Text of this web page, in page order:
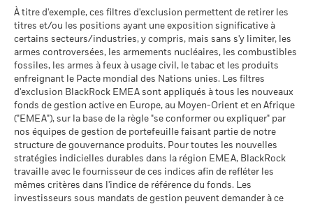
utilisée dans le calcul des performances passées. Source :
Blackrock
de 10% de leurs actifs dans des titres de créance s'élève à
30%.
Publication de la valeur nette d'inventaire:
www.blackrock.com/be, De Tijd, www.fundinfo.com. Pour toute
réclamation concernant ce compartiment, veuillez contacter
BlackRock au 02 402 49 00 ou par e-mail à l’adresse
belux@blackrock.com. Pour votre protection, les appels
téléphoniques sont souvent enregistrés.Vous pouvez
également contacter le Service de médiation des
consommateurs. Vous trouverez de plus amples informations
à l’adressehttp://www.ombudsfin.be.
Classification mondiale des
fonds selon Lipper
Equity Japan
Moyenne pondérée de
l'intensité carbone MSCI
(tonnes de CO2e/M$ de
ventes)
au 17/juil./2026
53,78
% des avoirs à l'égard
desquels des données ESG
MSCI
au 17/juil./2026
100,00
Pointage de qualité ESG
MSCI - centile par rapport aux
MSCI - Sables bitumineux
au 30/juin/2026
0,00%
Données sur la
participation aux secteurs
d'activité
au 30/juin/2026
99,89%
Pourcentage des avoirs du
fonds à l'égard desquels
des données ne sont pas
disponibles
au 30/juin/2026
0,00%
(English)
BlackRock Global Funds - Prospectus (French
- Belgium^France)
Voir tous les documents
À titre d'exemple, ces filtres d'exclusion permettent de retirer les
titres et/ou les positions ayant une exposition significative à
certains secteurs/industries, y compris, mais sans s'y limiter, les
armes controversées, les armements nucléaires, les combustibles
fossiles, les armes à feux à usage civil, le tabac et les produits
enfreignant le Pacte mondial des Nations unies. Les filtres
d'exclusion BlackRock EMEA sont appliqués à tous les nouveaux
fonds de gestion active en Europe, au Moyen-Orient et en Afrique
("EMEA"), sur la base de la règle "se conformer ou expliquer" par
nos équipes de gestion de portefeuille faisant partie de notre
structure de gouvernance produits. Pour toutes les nouvelles
stratégies indicielles durables dans la région EMEA, BlackRock
travaille avec le fournisseur de ces indices afin de refléter les
mêmes critères dans l'indice de référence du fonds. Les
investisseurs sous mandats de gestion peuvent demander à ce